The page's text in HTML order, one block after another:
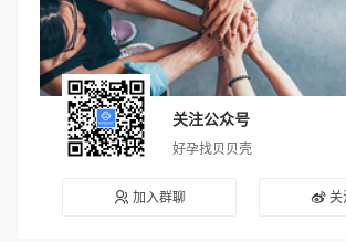
关注公众号
好孕找贝贝壳
加入群聊 关